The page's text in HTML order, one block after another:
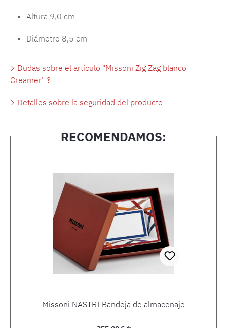
Altura 9,0 cm
Diámetro 8,5 cm
Dudas sobre el artículo "Missoni Zig Zag blanco
Creamer" ?
Detalles sobre la seguridad del producto
RECOMENDAMOS:
Missoni NASTRI Bandeja de almacenaje